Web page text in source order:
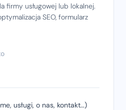
firmy usługowej lub lokalnej.
SEO, formularz
usługi, o nas, kontakt…)